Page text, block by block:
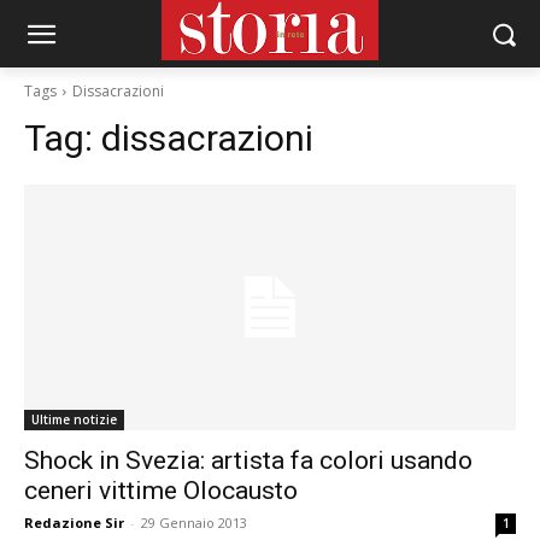
Tags Dissacrazioni
Tag: dissacrazioni
Ultime notizie
Shock in Svezia: artista fa colori usando
ceneri vittime Olocausto
Redazione Sir - 29 Gennaio 2013 1